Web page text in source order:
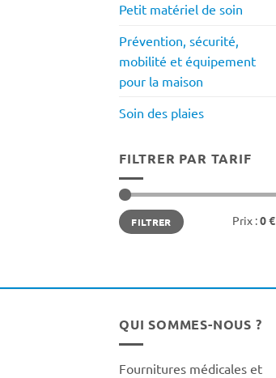
Petit matériel de soin
Prévention, sécurité,
mobilité et équipement
pour la maison
Soin des plaies
FILTRER PAR TARIF
Prix
min
Prix
maxFILTRER Prix :0 €
QUI SOMMES-NOUS ?
Fournitures médicales et